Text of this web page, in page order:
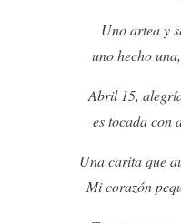
Uno artea y
uno hecho
Abril 15,
es tocada con
Una carita que
Mi corazón